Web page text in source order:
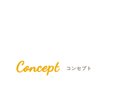
Concept コンセプト